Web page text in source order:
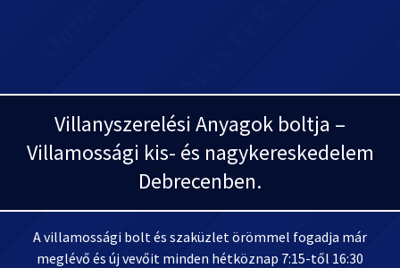
Villanyszerelési Anyagok boltja –
Villamossági kis- és nagykereskedelem
Debrecenben.
A villamossági bolt és szaküzlet örömmel fogadja már
meglévő és új vevőit minden hétköznap 7:15-től 16:30